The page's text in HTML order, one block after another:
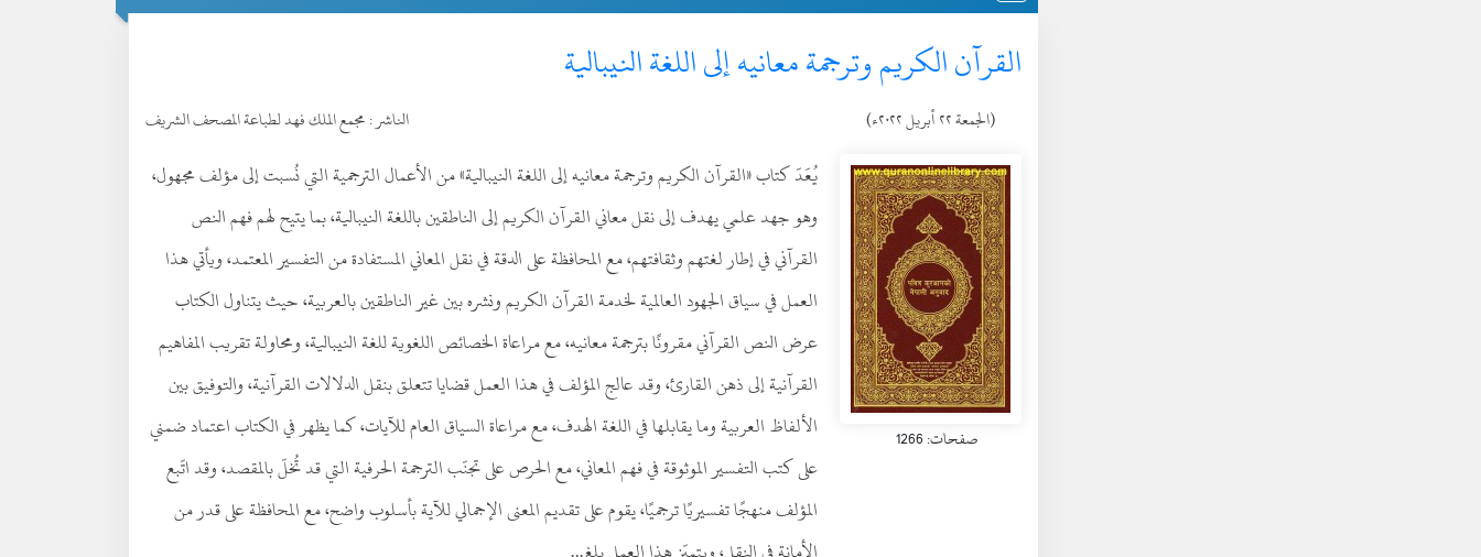
القرآن الكريم وترجمة معانيه إلى اللغة النيبالية
(الجمعة ٢٢ أبريل ٢٠٢٢ء) الناشر :مجمع الملك فهد لطباعة المصحف الشريف
صفحات: 1266
يُعَدّ كتاب «القرآن الكريم وترجمة معانيه إلى اللغة النيبالية» من الأعمال الترجمية التي نُسبت إلى مؤلف مجهول،
وهو جهد علمي يهدف إلى نقل معاني القرآن الكريم إلى الناطقين باللغة النيبالية، بما يتيح لهم فهم النص
القرآني في إطار لغتهم وثقافتهم، مع المحافظة على الدقة في نقل المعاني المستفادة من التفسير المعتمد، ويأتي هذا
العمل في سياق الجهود العالمية لخدمة القرآن الكريم ونشره بين غير الناطقين بالعربية، حيث يتناول الكتاب
عرض النص القرآني مقرونًا بترجمة معانيه، مع مراعاة الخصائص اللغوية للغة النيبالية، ومحاولة تقريب المفاهيم
القرآنية إلى ذهن القارئ، وقد عالج المؤلف في هذا العمل قضايا تتعلق بنقل الدلالات القرآنية، والتوفيق بين
الألفاظ العربية وما يقابلها في اللغة الهدف، مع مراعاة السياق العام للآيات، كما يظهر في الكتاب اعتماد ضمني
على كتب التفسير الموثوقة في فهم المعاني، مع الحرص على تجنّب الترجمة الحرفية التي قد تُخلّ بالمقصد، وقد اتّبع
المؤلف منهجًا تفسيريًا ترجميًا، يقوم على تقديم المعنى الإجمالي للآية بأسلوب واضح، مع المحافظة على قدر من